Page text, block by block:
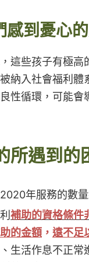
感到憂心
這些孩子有極高
納入社會福利體
性循環，可能會
所遇到的
年服務的數
補助的資格條件
的金額 ， 遠不足
生活作息不正常